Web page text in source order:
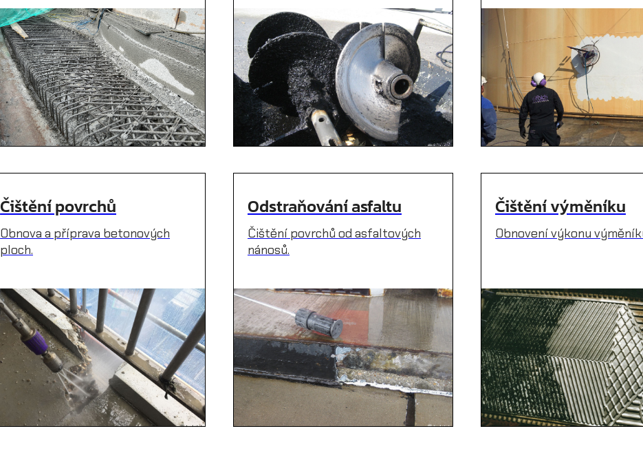
Čištění povrchů
Obnova a příprava betonových
ploch.
Odstraňování asfaltu
Čištění povrchů od asfaltových
nánosů.
Čištění výměníku
Obnovení výkonu